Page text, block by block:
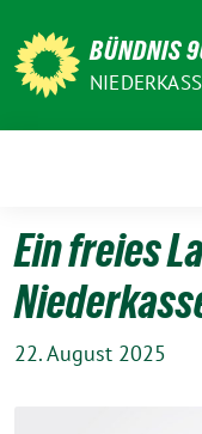
zum
Inhalt
BÜNDNIS
Ein freies
22. August 2025